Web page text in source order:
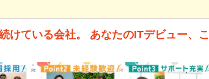
けている会社。 あなたのITデビュー、こ